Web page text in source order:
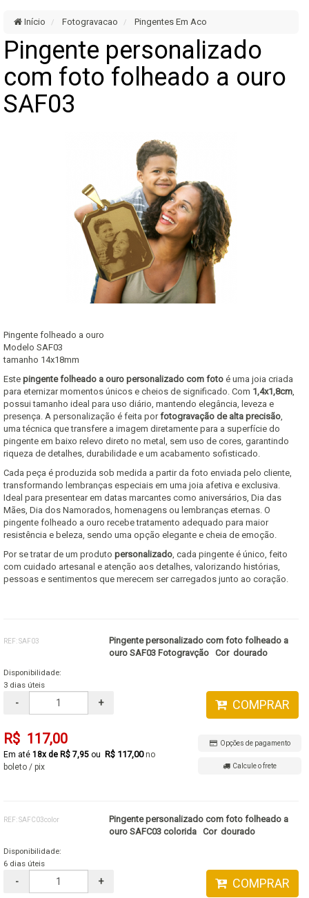
Início Fotogravacao Pingentes Em Aco
Pingente personalizado
com foto folheado a ouro
SAF03
Pingente folheado a ouro
Modelo SAF03
tamanho 14x18mm
Este pingente folheado a ouro personalizado com foto é uma joia criada
para eternizar momentos únicos e cheios de significado. Com 1,4x1,8cm,
possui tamanho ideal para uso diário, mantendo elegância, leveza e
presença. A personalização é feita porfotogravação de alta precisão,
uma técnica que transfere a imagem diretamente para a superfície do
pingente em baixo relevo direto no metal, sem uso de cores, garantindo
riqueza de detalhes, durabilidade e um acabamento sofisticado.
Cada peça é produzida sob medida a partir da foto enviada pelo cliente,
transformando lembranças especiais em uma joia afetiva e exclusiva.
Ideal para presentear em datas marcantes como aniversários, Dia das
Mães, Dia dos Namorados, homenagens ou lembranças eternas. O
pingente folheado a ouro recebe tratamento adequado para maior
resistência e beleza, sendo uma opção elegante e cheia de emoção.
Por se tratar de um produto personalizado, cada pingente é único, feito
com cuidado artesanal e atenção aos detalhes, valorizando histórias,
pessoas e sentimentos que merecem ser carregados junto ao coração.
REF: SAF03
Pingente personalizado com foto folheado a
ouro SAF03 Fotogravção Cor dourado
Disponibilidade:
3 dias úteis
- + COMPRAR
R$ 117,00
18x de R$ 7,95 R$ 117,00no
boleto / pix
Opções de pagamento
Calcule o frete
REF: SAFC03color
Pingente personalizado com foto folheado a
ouro SAFC03 colorida Cor dourado
Disponibilidade:
6 dias úteis
- + COMPRAR